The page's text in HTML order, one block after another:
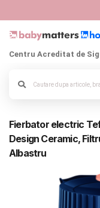
Italbaby
Centru Acreditat de
Fierbator electric
Design Ceramic,
Albastru